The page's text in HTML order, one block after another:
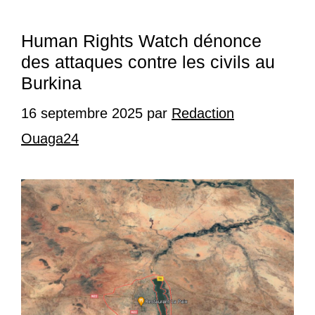
Human Rights Watch dénonce
des attaques contre les civils au
Burkina
16 septembre 2025 par Redaction
Ouaga24